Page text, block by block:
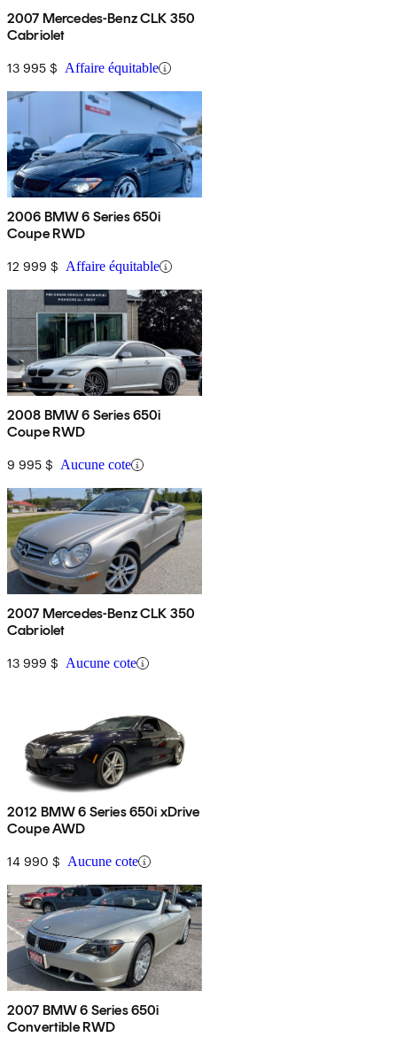
2007 Mercedes-Benz CLK 350
Cabriolet
13 995 $ Affaire équitable
2006 BMW 6 Series 650i
Coupe RWD
12 999 $ Affaire équitable
2008 BMW 6 Series 650i
Coupe RWD
9 995 $ Aucune cote
2007 Mercedes-Benz CLK 350
Cabriolet
13 999 $ Aucune cote
2012 BMW 6 Series 650i xDrive
Coupe AWD
14 990 $ Aucune cote
2007 BMW 6 Series 650i
Convertible RWD